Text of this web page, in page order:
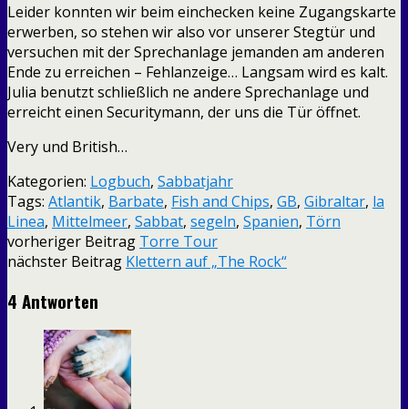
Leider konnten wir beim einchecken keine Zugangskarte
erwerben, so stehen wir also vor unserer Stegtür und
versuchen mit der Sprechanlage jemanden am anderen
Ende zu erreichen – Fehlanzeige… Langsam wird es kalt.
Julia benutzt schließlich ne andere Sprechanlage und
erreicht einen Securitymann, der uns die Tür öffnet.
Very und British…
Kategorien: Logbuch, Sabbatjahr
Tags: Atlantik, Barbate, Fish and Chips, GB, Gibraltar, la
Linea, Mittelmeer, Sabbat, segeln, Spanien, Törn
vorheriger Beitrag Torre Tour
nächster Beitrag Klettern auf „The Rock“
4 Antworten